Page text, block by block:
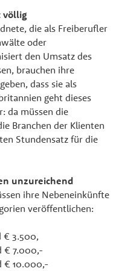
völlig
die als Freiberufler
oder
den Umsatz des
brauchen ihre
dass sie als
geht dieses
da müssen die
Branchen der Klienten
Stundensatz für die
unzureichend
ihre Nebeneinkünfte
veröffentlichen:
€ 3.500,
€ 7.000,-
€ 10.000,-